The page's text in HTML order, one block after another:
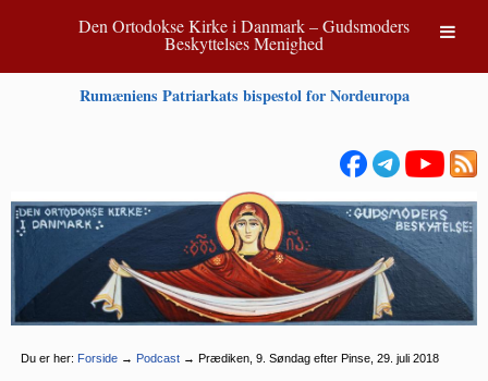
Den Ortodokse Kirke i Danmark – Gudsmoders
Beskyttelses Menighed
Rumæniens Patriarkats bispestol for Nordeuropa
Du er her: Forside → Podcast → Prædiken, 9. Søndag efter Pinse, 29. juli 2018